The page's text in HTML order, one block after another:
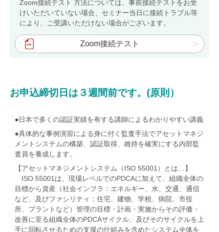
Zoom接続テスト 方法については、事前接続テストをお受
けいただいていない場合、セミナー当日に接続トラブル等
により、ご受講いただけない場合がございます。
Zoom接続テスト
お申込締切日は３週間前です。(原則）
●日本で多くの認証実績を有する講師によるわかりやすい講義
●具体的な事例演習による身に付く監査手法でアセットマネジ
メントシステムの構築、認証取得、維持を確実にする内部監
査員を養成します。
【アセットマネジメントシステム（ISO 55001）とは…】
ISO 55001は、現場レベルでのPDCAに加えて、組織全体の
目標から資産（社会インフラ：エネルギー、水、交通、通信
など、及びファシリティ：住宅、建物、学校、病院、市役
所、プラントなど）管理の目標・計画・実施からその評価・
改善に至る組織全体のPDCAサイクル、及びそのサイクルを上
手に回転させるための支援の仕組みを含めたシステム全体を
JACOネットワークサービス退会フォーム
オンデマンドセミナーサンプルビデオ
基本姿勢
会社案内・刊行物
JACOニュース
採用情報
当社へのご意見・ご相談
ご意見、苦情及び異議申立て
ご意見、苦情及び異議申立てフォーム